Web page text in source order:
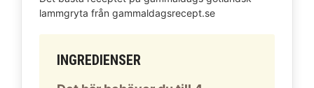
lammgryta från gammaldagsrecept.se
INGREDIENSER